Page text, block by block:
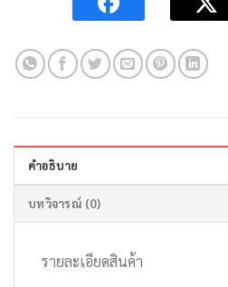
คำอธิบาย
บทวิจารณ์ (0)
รายละเอียดสินค้า